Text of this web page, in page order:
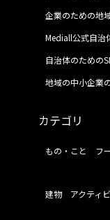
企業のための地
Mediall公式自治
自治体のための
地域の中小企業
カテゴリ
もの・こと フ
建物 アクティ